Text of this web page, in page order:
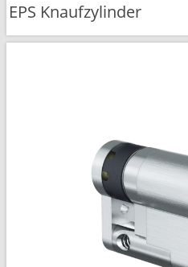
EPS Knaufzylinder